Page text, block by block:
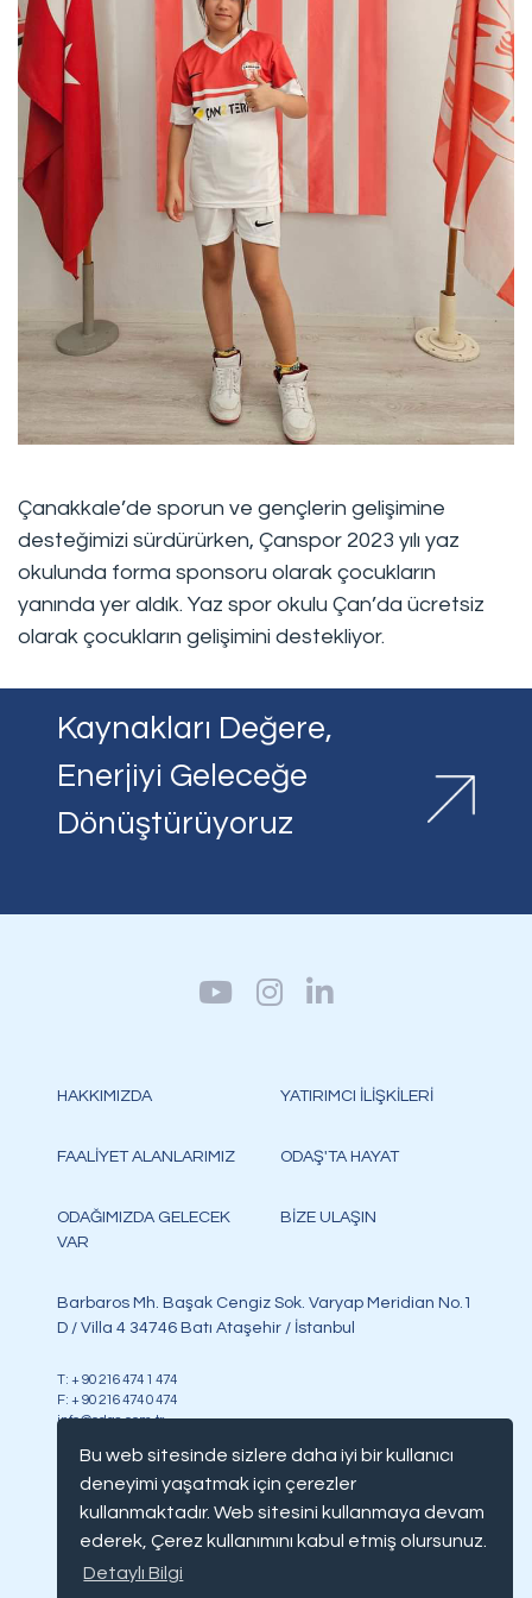
Bu web sitesinde sizlere daha iyi bir kullanıcı
deneyimi yaşatmak için çerezler
kullanmaktadır. Web sitesini kullanmaya devam
ederek, Çerez kullanımını kabul etmiş olursunuz.
Detaylı Bilgi
Bize Ulaşın
Sorularınız, talepleriniz
veya geri bildirimleriniz için
bize ulaşabilirsiniz
Çanakkale’de sporun ve gençlerin gelişimine
desteğimizi sürdürürken, Çanspor 2023 yılı yaz
okulunda forma sponsoru olarak çocukların
yanında yer aldık. Yaz spor okulu Çan’da ücretsiz
olarak çocukların gelişimini destekliyor.
Kaynakları Değere,
Enerjiyi Geleceğe
Dönüştürüyoruz
HAKKIMIZDA
FAALİYET ALANLARIMIZ
ODAĞIMIZDA GELECEK
VAR
YATIRIMCI İLİŞKİLERİ
ODAŞ'TA HAYAT
BİZE ULAŞIN
Barbaros Mh. Başak Cengiz Sok. Varyap Meridian No.1
D / Villa 4 34746 Batı Ataşehir / İstanbul
T: + 90 216 474 1 474
F: + 90 216 474 0 474
info@odas.com.tr